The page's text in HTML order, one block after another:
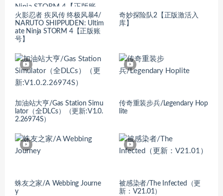
火影忍者 疾风传 终极风暴4/
NARUTO SHIPPUDEN: Ultim
ate Ninja STORM 4【正版账
号】
奇妙探险队2【正版激活入
库】
加油站大亨/Gas Station Simu
lator（全DLCs）（更新:V1.0.
2.26974S）
传奇重装步兵/Legendary Hop
lite
蛛友之家/A Webbing Journe
y
被感染者/The Infected（更
新：V21.01）